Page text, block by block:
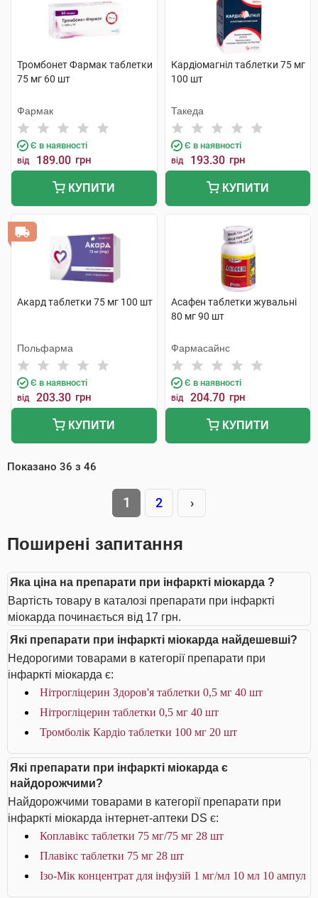
Тромбонет Фармак таблетки
75 мг 60 шт
Фармак
Є в наявності
від 189.00 грн
КУПИТИ
Кардіомагніл таблетки 75 мг
100 шт
Такеда
Є в наявності
від 193.30 грн
КУПИТИ
Акард таблетки 75 мг 100 шт
Польфарма
Є в наявності
від 203.30 грн
КУПИТИ
Асафен таблетки жувальні
80 мг 90 шт
Фармасайнс
Є в наявності
від 204.70 грн
КУПИТИ
Показано 36 з 46
1 2 ›
Поширені запитання
Яка ціна на препарати при інфаркті міокарда ?
Вартість товару в каталозі препарати при інфаркті
міокарда починається від 17 грн.
Які препарати при інфаркті міокарда найдешевші?
Недорогими товарами в категорії препарати при
інфаркті міокарда є:
Нітрогліцерин Здоров'я таблетки 0,5 мг 40 шт
Нітрогліцерин таблетки 0,5 мг 40 шт
Тромболік Кардіо таблетки 100 мг 20 шт
Які препарати при інфаркті міокарда є
найдорожчими?
Найдорожчими товарами в категорії препарати при
інфаркті міокарда інтернет-аптеки DS є:
Коплавікс таблетки 75 мг/75 мг 28 шт
Плавікс таблетки 75 мг 28 шт
Ізо-Мік концентрат для інфузій 1 мг/мл 10 мл 10 ампул